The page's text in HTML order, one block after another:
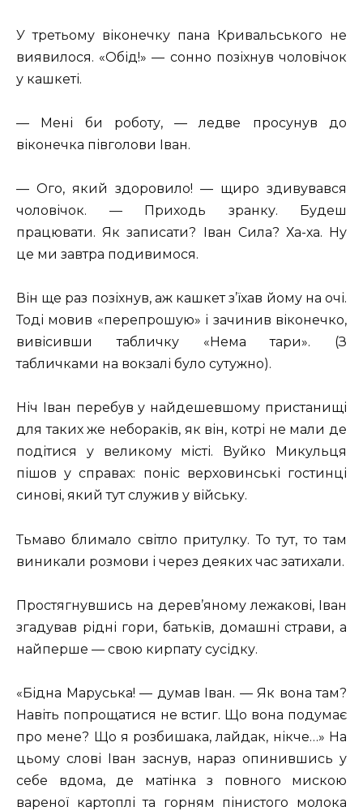
У третьому віконечку пана Кривальського не
виявилося. «Обід!» — сонно позіхнув чоловічок
у кашкеті.
— Мені би роботу, — ледве просунув до
віконечка півголови Іван.
— Ого, який здоровило! — щиро здивувався
чоловічок. — Приходь зранку. Будеш
працювати. Як записати? Іван Сила? Ха-ха. Ну
це ми завтра подивимося.
Він ще раз позіхнув, аж кашкет з’їхав йому на очі.
Тоді мовив «перепрошую» і зачинив віконечко,
вивісивши табличку «Нема тари». (З
табличками на вокзалі було сутужно).
Ніч Іван перебув у найдешевшому пристанищі
для таких же небораків, як він, котрі не мали де
подітися у великому місті. Вуйко Микульця
пішов у справах: поніс верховинські гостинці
синові, який тут служив у війську.
Тьмаво блимало світло притулку. То тут, то там
виникали розмови і через деяких час затихали.
Простягнувшись на дерев’яному лежакові, Іван
згадував рідні гори, батьків, домашні страви, а
найперше — свою кирпату сусідку.
«Бідна Маруська! — думав Іван. — Як вона там?
Навіть попрощатися не встиг. Що вона подумає
про мене? Що я розбишака, лайдак, нікче…» На
цьому слові Іван заснув, нараз опинившись у
себе вдома, де матінка з повного мискою
вареної картоплі та горням пінистого молока